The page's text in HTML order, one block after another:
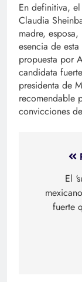
En definitiva,
Claudia
madre,
esencia de
propuesta por
candidata
presidenta de
recomendable
convicciones
El
fuerte